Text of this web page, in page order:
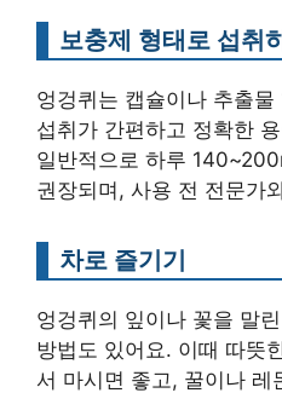
보충제 형태로 섭취
엉겅퀴는 캡슐이나 추출
섭취가 간편하고 정확한
일반적으로 하루
권장되며, 사용 전 전문가
차로 즐기기
엉겅퀴의 잎이나 꽃을 말
방법도 있어요. 이때 따뜻
서 마시면 좋고, 꿀이나 레